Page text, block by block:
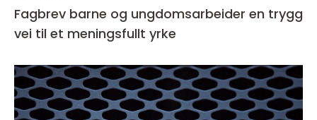
Fagbrev barne og ungdomsarbeider en trygg
vei til et meningsfullt yrke